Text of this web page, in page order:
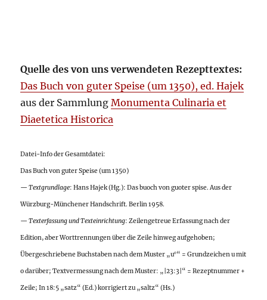
Quelle des von uns verwendeten Rezepttextes:
Das Buch von guter Speise (um 1350), ed. Hajek
aus der SammlungMonumenta Culinaria et
Diaetetica Historica
Datei-Info der Gesamtdatei:
Das Buch von guter Speise (um 1350)
—Textgrundlage: Hans Hajek (Hg.): Das buoch von guoter spise. Aus der
Würzburg-Münchener Handschrift. Berlin 1958.
—Texterfassung und Texteinrichtung: Zeilengetreue Erfassung nach der
Edition, aber Worttrennungen über die Zeile hinweg aufgehoben;
Übergeschriebene Buchstaben nach dem Muster „uo“ = Grundzeichen u mit
o darüber; Textvermessung nach dem Muster: „|23:3|“ = Rezeptnummer +
Zeile; In 18:5 „satz“ (Ed.) korrigiert zu „saltz“ (Hs.)